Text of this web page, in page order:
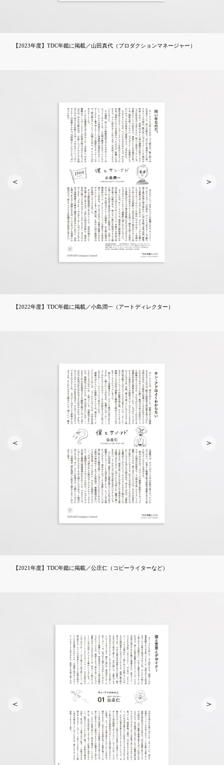
【2023年度】TDC年鑑に掲載／山田真代（プロダクションマネージャー）
【2022年度】TDC年鑑に掲載／小島潤一（アートディレクター）
【2021年度】TDC年鑑に掲載／公庄仁（コピーライターなど）